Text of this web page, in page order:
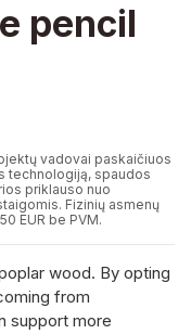
pencil
vadovai paskaičiuos
technologiją, spaudos
priklauso nuo
Fizinių asmenų
EUR be PVM.
wood. By opting
from
support more